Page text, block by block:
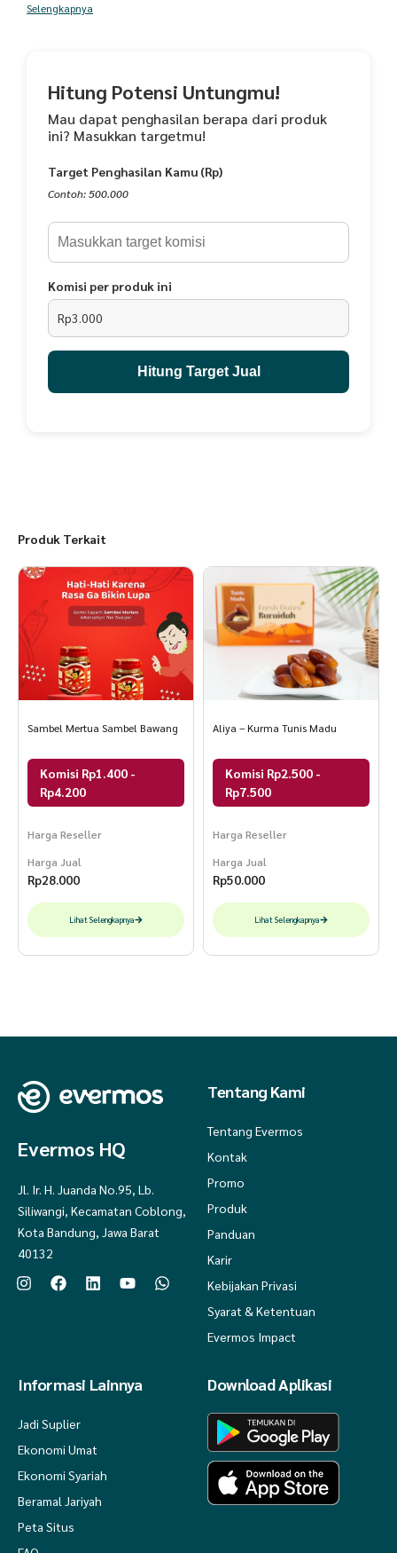
minggu Kulkas : 6 bulan Exp date : 10 bulan Dinkes pir-t :
Selengkapnya
Hitung Potensi Untungmu!
Mau dapat penghasilan berapa dari produk
ini? Masukkan targetmu!
Target Penghasilan Kamu (Rp)
Contoh: 500.000
Komisi per produk ini
Rp3.000
Hitung Target Jual
Produk Terkait
Sambel Mertua Sambel Bawang
Komisi Rp1.400 -
Rp4.200
Harga Reseller
Harga Jual
Rp28.000
Lihat Selengkapnya
Aliya – Kurma Tunis Madu
Komisi Rp2.500 -
Rp7.500
Harga Reseller
Harga Jual
Rp50.000
Lihat Selengkapnya
Evermos HQ
Jl. Ir. H. Juanda No.95, Lb.
Siliwangi, Kecamatan Coblong,
Kota Bandung, Jawa Barat
40132
Tentang Kami
Tentang Evermos
Kontak
Promo
Produk
Panduan
Karir
Kebijakan Privasi
Syarat & Ketentuan
Evermos Impact
Informasi Lainnya
Jadi Suplier
Ekonomi Umat
Ekonomi Syariah
Beramal Jariyah
Peta Situs
Download Aplikasi